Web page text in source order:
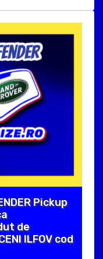
Pickup
de
ILFOV cod